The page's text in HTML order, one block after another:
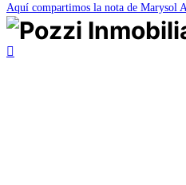
Aquí compartimos la nota de Marysol